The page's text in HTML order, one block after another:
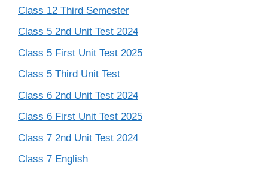
Class 12 Third Semester
Class 5 2nd Unit Test 2024
Class 5 First Unit Test 2025
Class 5 Third Unit Test
Class 6 2nd Unit Test 2024
Class 6 First Unit Test 2025
Class 7 2nd Unit Test 2024
Class 7 English